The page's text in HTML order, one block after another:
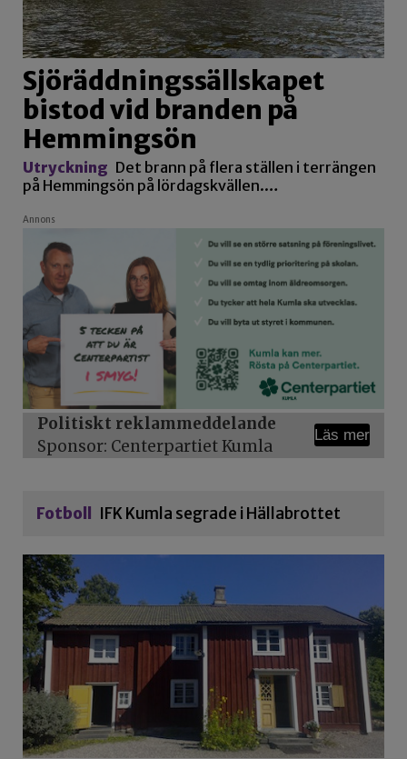
Sjöräddningssällskapet
bistod vid branden på
Hemmingsön
Utryckning Det brann på flera ställen i terrängen
på Hemmingsön på lördagskvällen.…
Annons
Politiskt reklammeddelande
Sponsor: Centerpartiet Kumla
Läs mer
Fotboll IFK Kumla segrade i Hällabrottet